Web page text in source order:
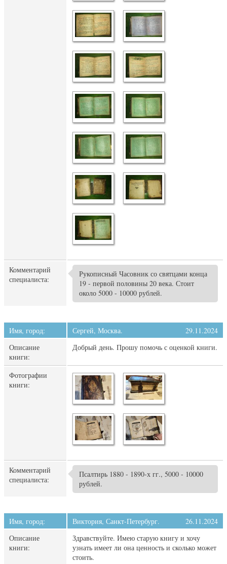
Комментарий
специалиста:
Рукописный Часовник со святцами конца
19 - первой половины 20 века. Стоит
около 5000 - 10000 рублей.
Имя, город: Сергей, Москва.
29.11.2024
Описание
книги:
Добрый день. Прошу помочь с оценкой книги.
Фотографии
книги:
Комментарий
специалиста:
Псалтирь 1880 - 1890-х гг., 5000 - 10000
рублей.
Имя, город: Виктория, Санкт-Петербург.
26.11.2024
Описание
книги:
Здравствуйте. Имею старую книгу и хочу
узнать имеет ли она ценность и сколько может
стоить.